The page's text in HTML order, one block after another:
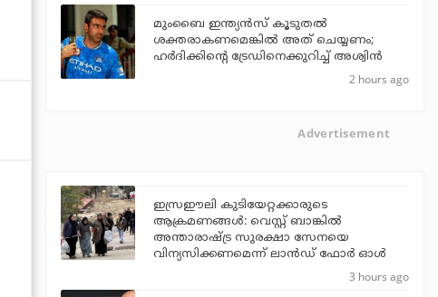
മുംബൈ ഇന്ത്യന്‍സ് കൂടുതല്‍
ശക്തരാകണമെങ്കില്‍ അത് ചെയ്യണം;
ഹര്‍ദിക്കിന്റെ ട്രേഡിനെക്കുറിച്ച് അശ്വിന്‍
2 hours ago
Advertisement
ഇസ്രഈലി കുടിയേറ്റക്കാരുടെ
ആക്രമണങ്ങള്‍: വെസ്റ്റ് ബാങ്കില്‍
അന്താരാഷ്ട്ര സുരക്ഷാ സേനയെ
വിന്യസിക്കണമെന്ന് ലാന്‍ഡ് ഫോര്‍ ഓള്‍
3 hours ago